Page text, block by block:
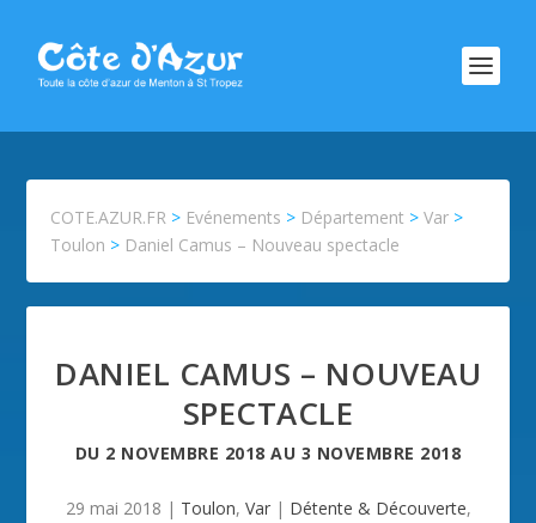
COTE.AZUR.FR > Evénements > Département >Var >
Toulon > Daniel Camus – Nouveau spectacle
DANIEL CAMUS – NOUVEAU
SPECTACLE
DU 2 NOVEMBRE 2018 AU 3 NOVEMBRE 2018
29 mai 2018 | Toulon, Var| Détente & Découverte,